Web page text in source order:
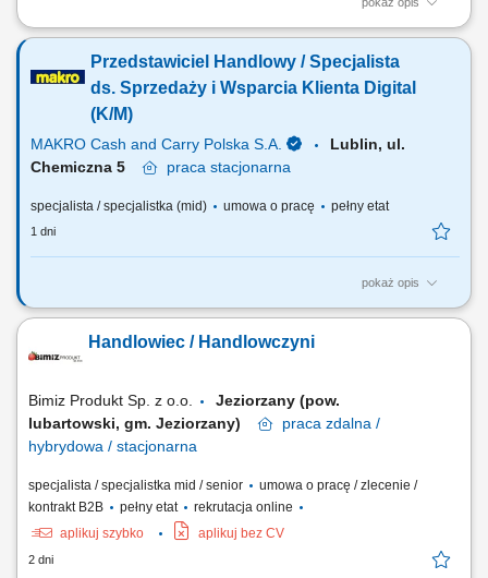
Twój zakres obowiązków pozyskiwanie klientów gastronomicznych, a
sprzedażowych, profesjonalna obsługa klientów, mająca cechy
partnerstwa biznesowego, budowanie długotrwałych relacji z klientami,
prezentacja oferty firmy zgodna ze standardami.
Przedstawiciel Handlowy / Specjalista
ds. Sprzedaży i Wsparcia Klienta Digital
(K/M)
MAKRO Cash and Carry Polska S.A.
Lublin, ul.
Chemiczna 5
praca stacjonarna
specjalista / specjalistka (mid) umowa o pracę pełny etat
1 dni
pokaż opis
Twój zakres obowiązków: Aktywny kontakt z klientami sektora HoReCa
rozwój ich biznesu, ze szczególnym naciskiem na rozwiązania
zwiększające efektywność sprzedaży online (strony internetowe,
Handlowiec / Handlowczyni
Bimiz Produkt Sp. z o.o.
Jeziorzany (pow.
lubartowski, gm. Jeziorzany)
praca zdalna /
hybrydowa / stacjonarna
specjalista / specjalistka mid / senior
umowa o pracę / zlecenie /
kontrakt B2B
pełny etat
rekrutacja online
aplikuj szybko
aplikuj bez CV
2 dni